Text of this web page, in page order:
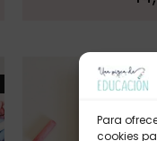
Para
cookies